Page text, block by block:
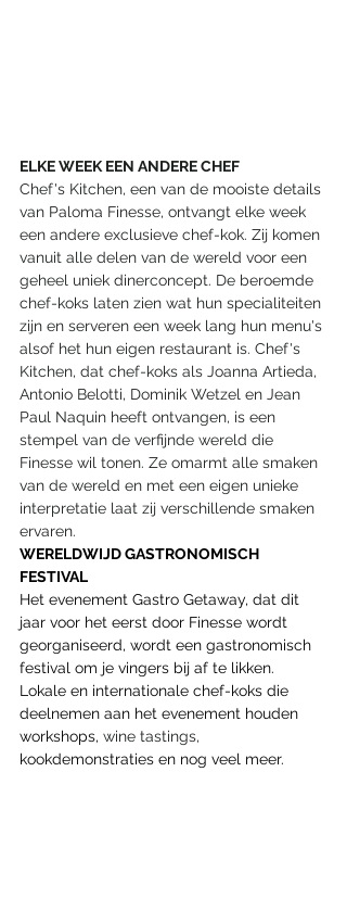
ELKE WEEK EEN ANDERE CHEF
Chef's Kitchen, een van de mooiste details
van Paloma Finesse, ontvangt elke week
een andere exclusieve chef-kok. Zij komen
vanuit alle delen van de wereld voor een
geheel uniek dinerconcept. De beroemde
chef-koks laten zien wat hun specialiteiten
zijn en serveren een week lang hun menu's
alsof het hun eigen restaurant is. Chef's
Kitchen, dat chef-koks als Joanna Artieda,
Antonio Belotti, Dominik Wetzel en Jean
Paul Naquin heeft ontvangen, is een
stempel van de verfijnde wereld die
Finesse wil tonen. Ze omarmt alle smaken
van de wereld en met een eigen unieke
interpretatie laat zij verschillende smaken
ervaren.
WERELDWIJD GASTRONOMISCH
FESTIVAL
Het evenement Gastro Getaway, dat dit
jaar voor het eerst door Finesse wordt
georganiseerd, wordt een gastronomisch
festival om je vingers bij af te likken.
Lokale en internationale chef-koks die
deelnemen aan het evenement houden
workshops, wine tastings,
kookdemonstraties en nog veel meer.